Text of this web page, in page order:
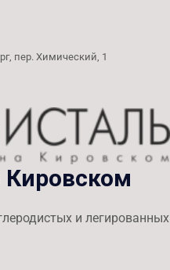
пер. Химический, 1
Кировском
и легированных